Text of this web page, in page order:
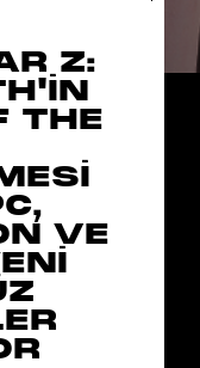
Z:
THE
VE